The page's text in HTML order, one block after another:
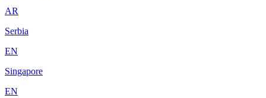
AR
Serbia
EN
Singapore
EN